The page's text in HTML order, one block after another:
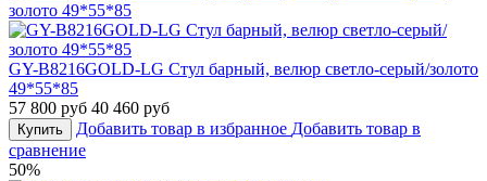
GY-B8216GOLD-LG Стул барный, велюр светло-серый/золото
49*55*85
57 800 руб 40 460 руб
Купить Добавить товар в избранное Добавить товар в
сравнение
50%